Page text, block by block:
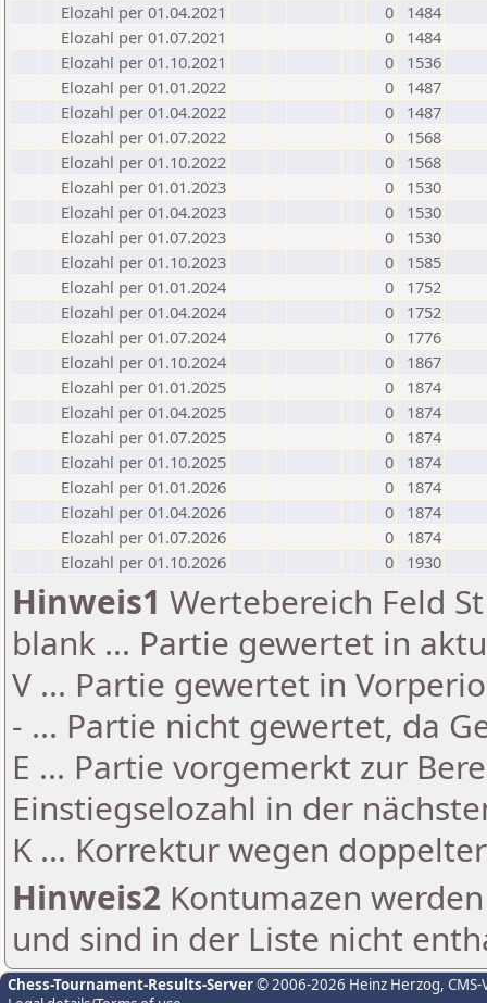
Elozahl per 01.04.2021
0
1484
Elozahl per 01.07.2021
0
1484
Elozahl per 01.10.2021
0
1536
Elozahl per 01.01.2022
0
1487
Elozahl per 01.04.2022
0
1487
Elozahl per 01.07.2022
0
1568
Elozahl per 01.10.2022
0
1568
Elozahl per 01.01.2023
0
1530
Elozahl per 01.04.2023
0
1530
Elozahl per 01.07.2023
0
1530
Elozahl per 01.10.2023
0
1585
Elozahl per 01.01.2024
0
1752
Elozahl per 01.04.2024
0
1752
Elozahl per 01.07.2024
0
1776
Elozahl per 01.10.2024
0
1867
Elozahl per 01.01.2025
0
1874
Elozahl per 01.04.2025
0
1874
Elozahl per 01.07.2025
0
1874
Elozahl per 01.10.2025
0
1874
Elozahl per 01.01.2026
0
1874
Elozahl per 01.04.2026
0
1874
Elozahl per 01.07.2026
0
1874
Elozahl per 01.10.2026
0 1930
Hinweis1 Wertebereich Feld
blank ... Partie gewertet in
V ... Partie gewertet in
- ... Partie nicht gewertet, da
E ... Partie vorgemerkt zur
Einstiegselozahl in der
K ... Korrektur wegen
Hinweis2 Kontumazen
und sind in der Liste nicht
Chess-Tournament-Results-Server© 2006-2026 Heinz Herzog,